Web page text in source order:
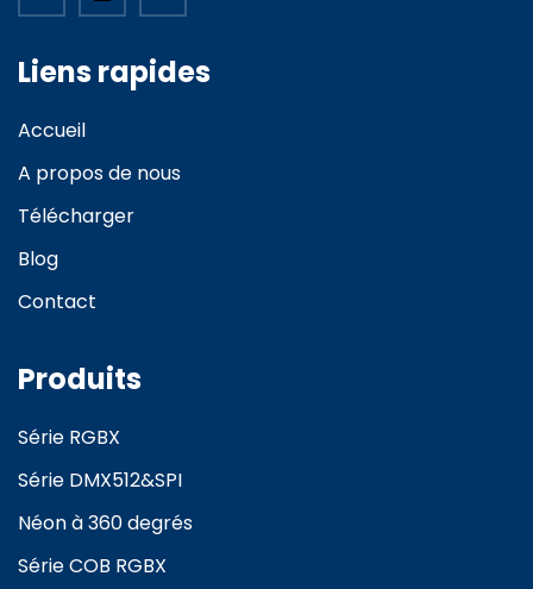
Liens rapides
Accueil
A propos de nous
Télécharger
Blog
Contact
Produits
Série RGBX
Série DMX512&SPI
Néon à 360 degrés
Série COB RGBX